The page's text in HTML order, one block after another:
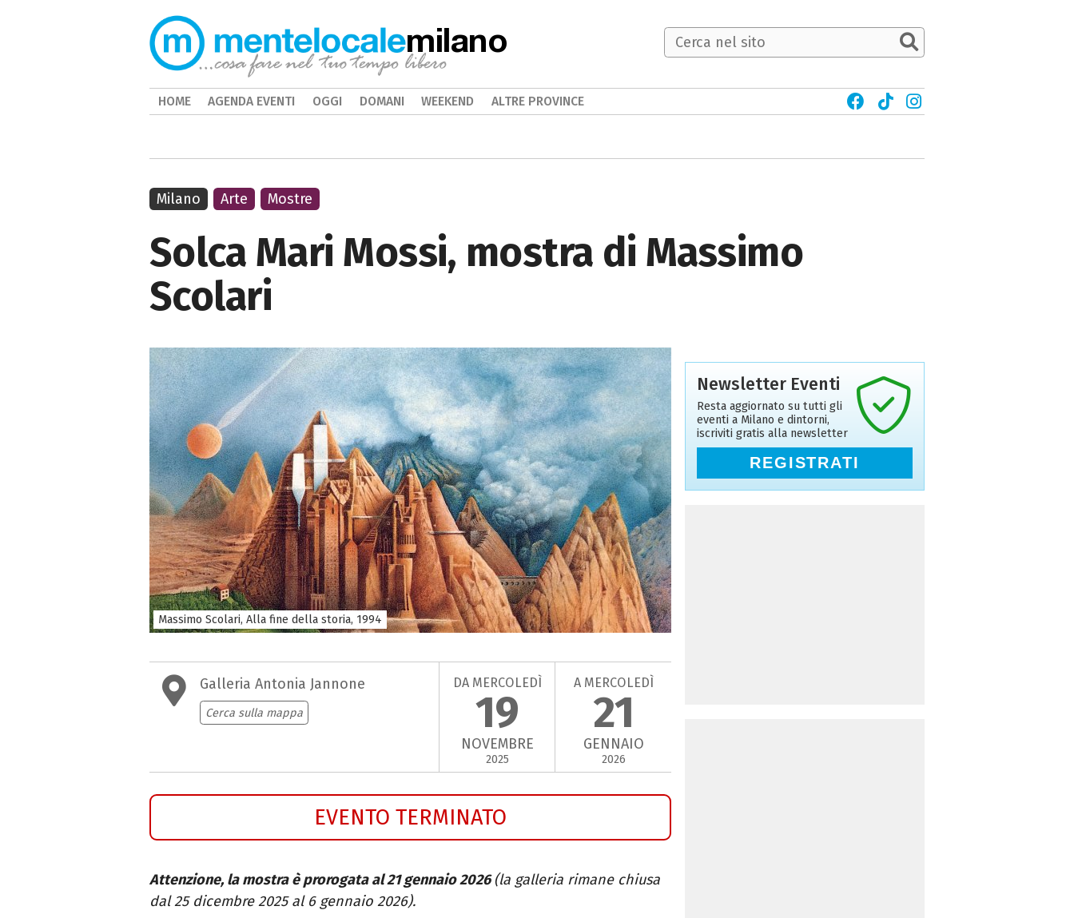
Solca Mari Mossi, mostra di Massimo
Scolari
Massimo Scolari, Alla fine della storia, 1994
Galleria Antonia Jannone
Cerca sulla mappa
DA MERCOLEDÌ
19
NOVEMBRE
2025
A MERCOLEDÌ
21
GENNAIO
2026
EVENTO TERMINATO
Attenzione, la mostra è prorogata al 21 gennaio 2026(la galleria rimane chiusa
dal 25 dicembre 2025 al 6 gennaio 2026).
Milano Arte Mostre
Newsletter Eventi
Resta aggiornato su tutti gli
eventi a Milano e dintorni,
iscriviti gratis alla newsletter
REGISTRATI
milano
HOME AGENDA EVENTI OGGI DOMANI WEEKEND ALTRE PROVINCE